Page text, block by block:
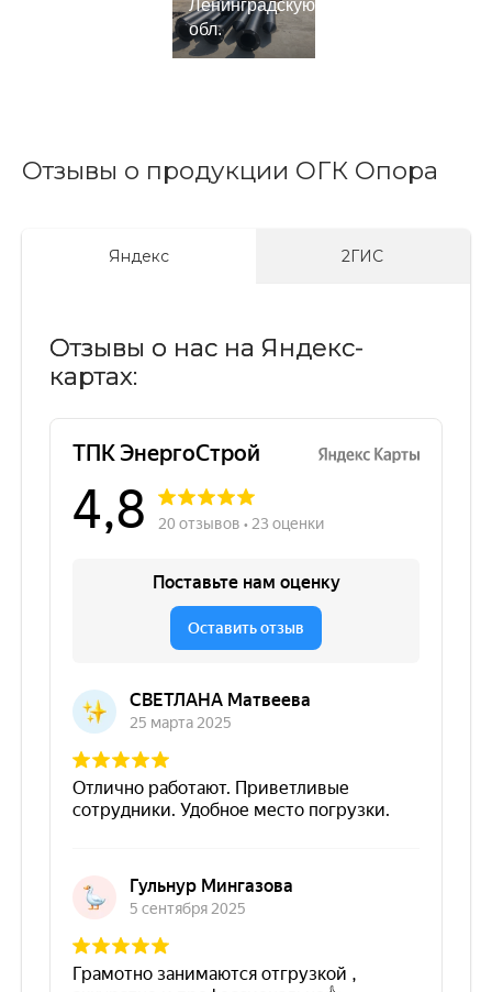
Ленинградскую
обл.
Отзывы о продукции ОГК Опора
Яндекс 2ГИС
Отзывы о нас на Яндекс-
картах: